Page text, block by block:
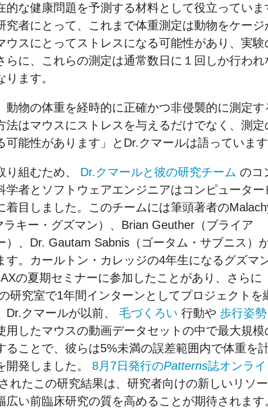
的な健康問題を予測する材料として役立ってい
究者にとって、これまで体重測定は動物をケー
ウスにとってストレスになる可能性があり、実
らに、これらの測定は通常数日に１回しか行わ
ます。
動物の体重を経時的に正確かつ非侵襲的に測定
法はマウスにストレスを与えるだけでなく、測
可能性があります」とDr.クマールは語っています
り組むため、 Dr.クマールと彼の研究チーム のコ
学者とソフトウェアエンジニアはコンピューター
着目しました。このチームには筆頭著者の
ラキー・グズマン）、Brian Geuther（ブライア
）、Dr. Gautam Sabnis（ゴータム・サブニス）
す。カールトン・カレッジの4年生になるグズマ
の夏期セミナーに参加したことがあり、さらに
研究室で1年間インターンとしてプロジェクトを
Dr.クマールが以前、 毛づくろい 行動や 歩行姿勢
用したマウスの動画データセットの中で最大規模
ることで、彼らは5%未満の誤差範囲内で体重を
開発しました。 8月7日発行のPatterns誌オンライ
れたこの研究結果は、研究者向けの新しいリソー
広い前臨床研究の質を高めることが期待されます